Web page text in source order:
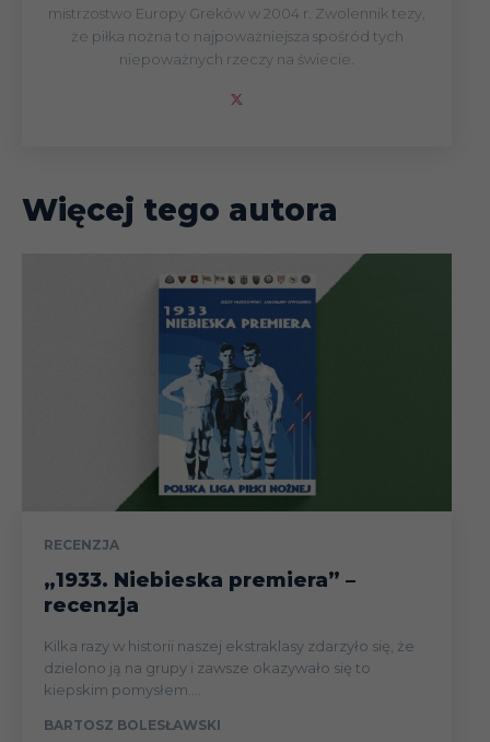
mistrzostwo Europy Greków w 2004 r. Zwolennik tezy,
że piłka nożna to najpoważniejsza spośród tych
niepoważnych rzeczy na świecie.
Więcej tego autora
RECENZJA
„1933. Niebieska premiera” –
recenzja
Kilka razy w historii naszej ekstraklasy zdarzyło się, że
dzielono ją na grupy i zawsze okazywało się to
kiepskim pomysłem....
BARTOSZ BOLESŁAWSKI